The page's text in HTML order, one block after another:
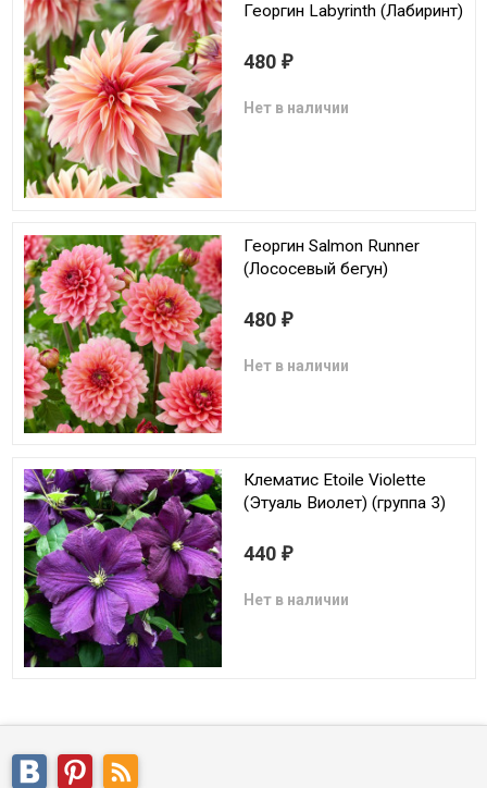
Георгин Labyrinth (Лабиринт)
480 ₽
Нет в наличии
Георгин Salmon Runner
(Лососевый бегун)
480 ₽
Нет в наличии
Клематис Etoile Violette
(Этуаль Виолет) (группа 3)
440 ₽
Нет в наличии